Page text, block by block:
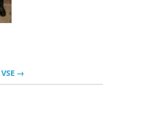
VSE →